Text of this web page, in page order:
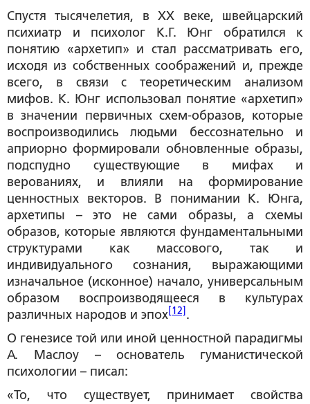
Спустя тысячелетия, в XX веке, швейцарский
психиатр и психолог К.Г. Юнг обратился к
понятию «архетип» и стал рассматривать его,
исходя из собственных соображений и, прежде
всего, в связи с теоретическим анализом
мифов. К. Юнг использовал понятие «архетип»
в значении первичных схем-образов, которые
воспроизводились людьми бессознательно и
априорно формировали обновленные образы,
подспудно существующие в мифах и
верованиях, и влияли на формирование
ценностных векторов. В понимании К. Юнга,
архетипы – это не сами образы, а схемы
образов, которые являются фундаментальными
структурами как массового, так и
индивидуального сознания, выражающими
изначальное (исконное) начало, универсальным
образом воспроизводящееся в культурах
различных народов и эпох [12] .
О генезисе той или иной ценностной парадигмы
А. Маслоу – основатель гуманистической
психологии – писал:
«То, что существует, принимает свойства